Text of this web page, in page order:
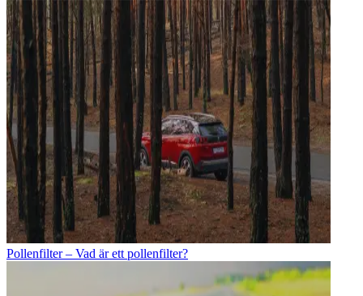
Pollenfilter – Vad är ett pollenfilter?